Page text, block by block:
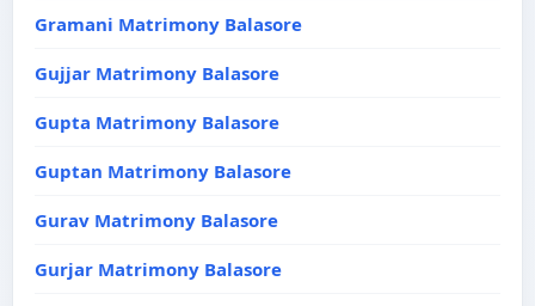
Gramani Matrimony Balasore
Gujjar Matrimony Balasore
Gupta Matrimony Balasore
Guptan Matrimony Balasore
Gurav Matrimony Balasore
Gurjar Matrimony Balasore